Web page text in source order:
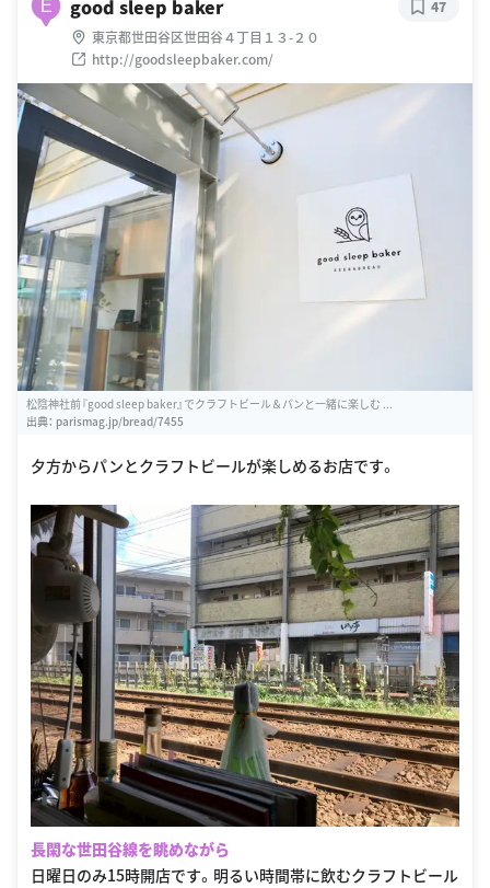
E good sleep baker
東京都世田谷区世田谷４丁目１３-２０
http://goodsleepbaker.com/
47
松陰神社前『good sleep baker』でクラフトビール＆パンと一緒に楽しむ ...
出典： parismag.jp/bread/7455
夕方からパンとクラフトビールが楽しめるお店です。
長閑な世田谷線を眺めながら
日曜日のみ15時開店です。明るい時間帯に飲むクラフトビール